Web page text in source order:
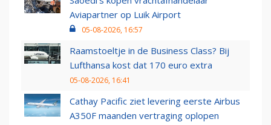
Aviapartner op Luik Airport
05-08-2026, 16:57
Raamstoeltje in de Business Class? Bij
Lufthansa kost dat 170 euro extra
05-08-2026, 16:41
Cathay Pacific ziet levering eerste Airbus
A350F maanden vertraging oplopen